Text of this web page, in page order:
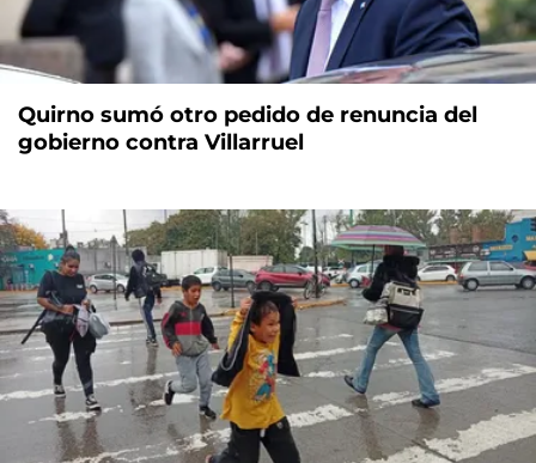
Quirno sumó otro pedido de renuncia del
gobierno contra Villarruel